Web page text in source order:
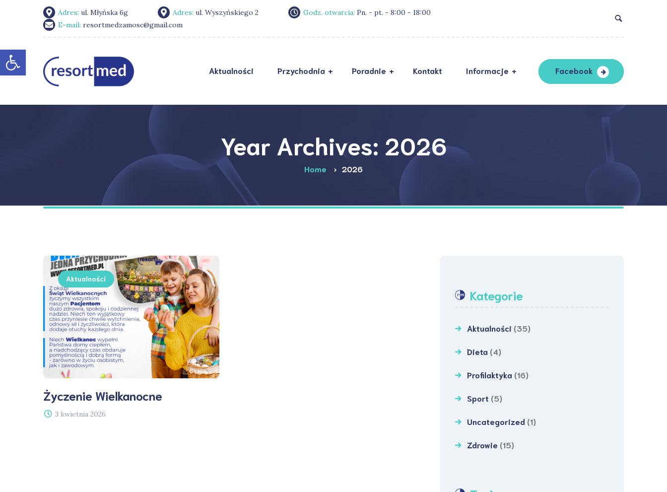
Otwórz pasek narzędzi
Adres: ul. Młyńska 6g Adres: ul. Wyszyńskiego 2 Godz. otwarcia: Pn. - pt. - 8:00 - 18:00
E-mail: resortmedzamosc@gmail.com
Aktualności
Przychodnia
O nas
Opinie
Poradnie Kontakt Informacje
Polityka prywatności
Facebook
Year Archives: 2026
Home 2026
Aktualności
Życzenie Wielkanocne
3 kwietnia 2026
Kategorie
Aktualności (35)
Dieta (4)
Profilaktyka (16)
Sport (5)
Uncategorized (1)
Zdrowie (15)